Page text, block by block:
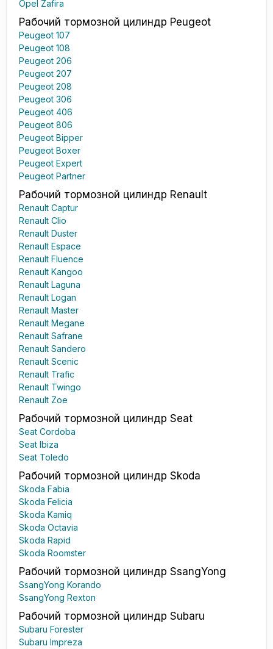
Opel Zafira
Рабочий тормозной цилиндр Peugeot
Peugeot 107
Peugeot 108
Peugeot 206
Peugeot 207
Peugeot 208
Peugeot 306
Peugeot 406
Peugeot 806
Peugeot Bipper
Peugeot Boxer
Peugeot Expert
Peugeot Partner
Рабочий тормозной цилиндр Renault
Renault Captur
Renault Clio
Renault Duster
Renault Espace
Renault Fluence
Renault Kangoo
Renault Laguna
Renault Logan
Renault Master
Renault Megane
Renault Safrane
Renault Sandero
Renault Scenic
Renault Trafic
Renault Twingo
Renault Zoe
Рабочий тормозной цилиндр Seat
Seat Cordoba
Seat Ibiza
Seat Toledo
Рабочий тормозной цилиндр Skoda
Skoda Fabia
Skoda Felicia
Skoda Kamiq
Skoda Octavia
Skoda Rapid
Skoda Roomster
Рабочий тормозной цилиндр SsangYong
SsangYong Korando
SsangYong Rexton
Рабочий тормозной цилиндр Subaru
Subaru Forester
Subaru Impreza